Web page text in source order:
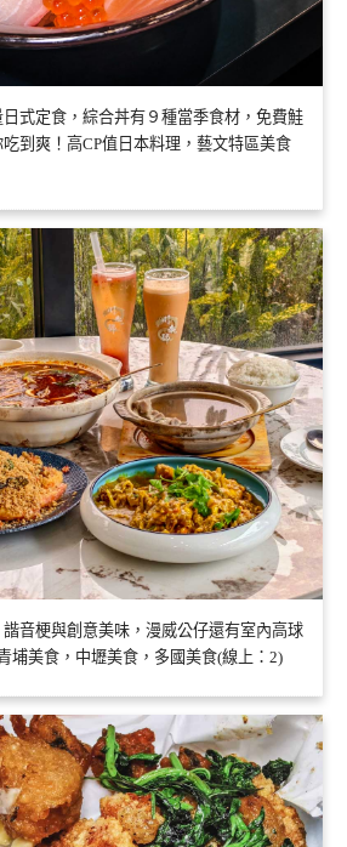
式定食，綜合丼有９種當季食材，免費鮭
到爽！高CP值日本料理，藝文特區美食
音梗與創意美味，漫威公仔還有室內高球
埔美食，中壢美食，多國美食(線上：2)